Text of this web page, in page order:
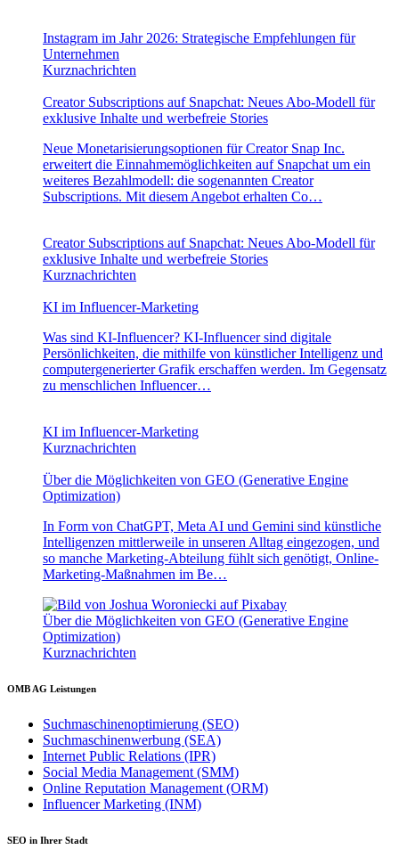
Instagram im Jahr 2026: Strategische Empfehlungen für
Unternehmen
Kurznachrichten
Creator Subscriptions auf Snapchat: Neues Abo-Modell für
exklusive Inhalte und werbefreie Stories
Neue Monetarisierungsoptionen für Creator Snap Inc.
erweitert die Einnahmemöglichkeiten auf Snapchat um ein
weiteres Bezahlmodell: die sogenannten Creator
Subscriptions. Mit diesem Angebot erhalten Co…
Creator Subscriptions auf Snapchat: Neues Abo-Modell für
exklusive Inhalte und werbefreie Stories
Kurznachrichten
KI im Influencer-Marketing
Was sind KI-Influencer? KI-Influencer sind digitale
Persönlichkeiten, die mithilfe von künstlicher Intelligenz und
computergenerierter Grafik erschaffen werden. Im Gegensatz
zu menschlichen Influencer…
KI im Influencer-Marketing
Kurznachrichten
Über die Möglichkeiten von GEO (Generative Engine
Optimization)
In Form von ChatGPT, Meta AI und Gemini sind künstliche
Intelligenzen mittlerweile in unseren Alltag eingezogen, und
so manche Marketing-Abteilung fühlt sich genötigt, Online-
Marketing-Maßnahmen im Be…
Über die Möglichkeiten von GEO (Generative Engine
Optimization)
Kurznachrichten
OMB AG Leistungen
Suchmaschinenoptimierung (SEO)
Suchmaschinenwerbung (SEA)
Internet Public Relations (IPR)
Social Media Management (SMM)
Online Reputation Management (ORM)
Influencer Marketing (INM)
SEO in Ihrer Stadt